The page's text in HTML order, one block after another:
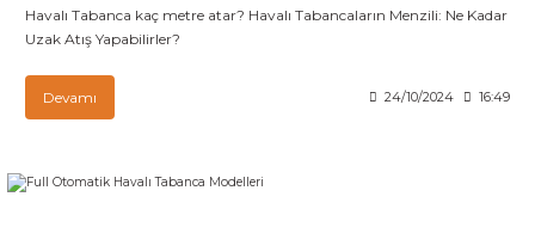
Havalı Tabanca kaç metre atar? Havalı Tabancaların Menzili: Ne Kadar
Uzak Atış Yapabilirler?
Devamı 24/10/2024 16:49